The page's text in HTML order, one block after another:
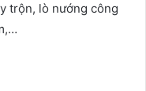
trộn, lò nướng công